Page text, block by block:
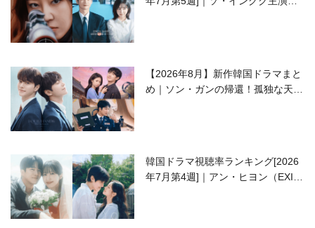
【2026年8月】新作韓国ドラマまと
め｜ソン・ガンの帰還！孤独な天才
韓国ドラマ視聴率ランキング[2026
年7月第4週]｜アン・ヒヨン（EXID